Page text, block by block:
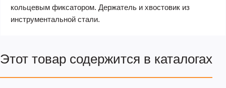
кольцевым фиксатором. Держатель и хвостовик из
инструментальной стали.
Этот товар содержится в каталогах